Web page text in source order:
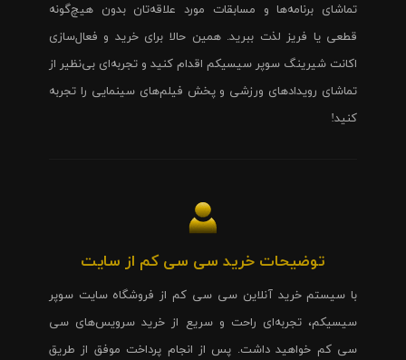
تماشای برنامه‌ها و مسابقات مورد علاقه‌تان بدون هیچ‌گونه
قطعی یا فریز لذت ببرید. همین حالا برای خرید و فعال‌سازی
اکانت شیرینگ سوپر سیسیکم اقدام کنید و تجربه‌ای بی‌نظیر از
تماشای رویدادهای ورزشی و پخش فیلم‌های سینمایی را تجربه
کنید!
توضیحات خرید سی سی کم از سایت
با سیستم خرید آنلاین سی سی کم از فروشگاه سایت سوپر
سیسیکم، تجربه‌ای راحت و سریع از خرید سرویس‌های سی
سی کم خواهید داشت. پس از انجام پرداخت موفق از طریق